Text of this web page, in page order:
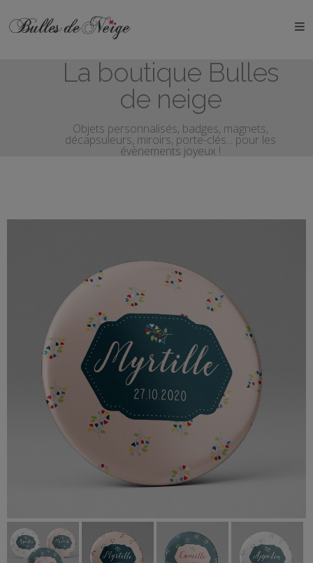
La boutique Bulles
de neige
Objets personnalisés, badges, magnets,
décapsuleurs, miroirs, porte-clés... pour les
évènements joyeux !
ÉVÉNEMENTS
Anniversaires
Communions
BOUTIQUE
Objets
personnalisés
Annonce
Cadeaux
Maîtresses